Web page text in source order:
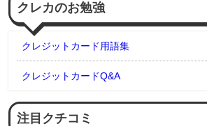
クレカのお勉強
クレジットカード用語集
クレジットカードQ&A
注目クチコミ